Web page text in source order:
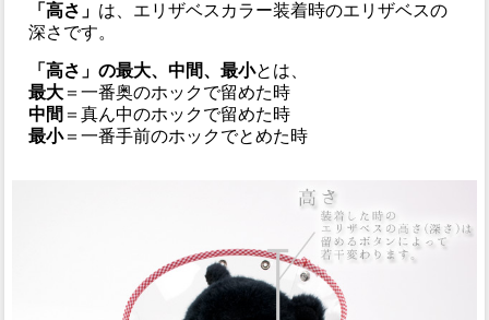
「高さ」 は、エリザベスカラー装着時のエリザベスの
深さです。
「高さ」の最大、中間、最小とは、
最大 ＝一番奥のホックで留めた時
中間 ＝真ん中のホックで留めた時
最小＝一番手前のホックでとめた時